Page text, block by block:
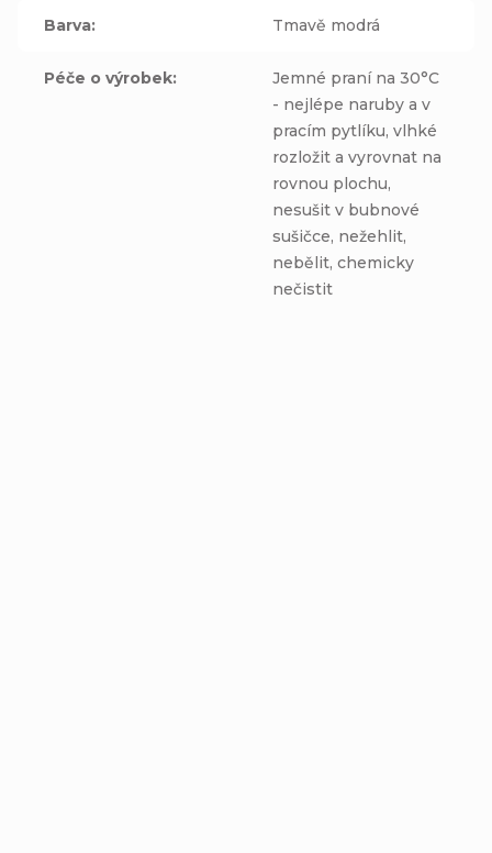
Barva: Tmavě modrá
Péče o výrobek:
Jemné praní na 30°C
- nejlépe naruby a v
pracím pytlíku, vlhké
rozložit a vyrovnat na
rovnou plochu,
nesušit v bubnové
sušičce, nežehlit,
nebělit, chemicky
nečistit